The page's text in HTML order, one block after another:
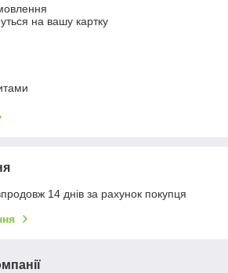
на вашу картку
14 днів за рахунок покупця